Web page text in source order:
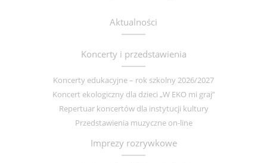
Aktualności
Koncerty i przedstawienia
Koncerty edukacyjne – rok szkolny 2026/2027
Koncert ekologiczny dla dzieci „W EKO mi graj”
Repertuar koncertów dla instytucji kultury
Przedstawienia muzyczne on-line
Imprezy rozrywkowe